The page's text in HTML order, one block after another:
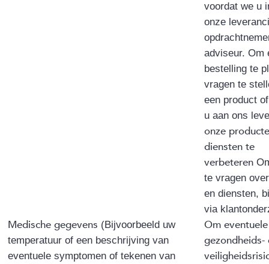
voordat we u
onze
adviseur. Om
bestelling te
vragen te
een product
u aan ons
onze
diensten te
verbeteren
te vragen
en diensten,
via
Medische gegevens (Bijvoorbeeld uw
temperatuur of een beschrijving van
eventuele symptomen of tekenen van
Om eventuele
gezondheids-